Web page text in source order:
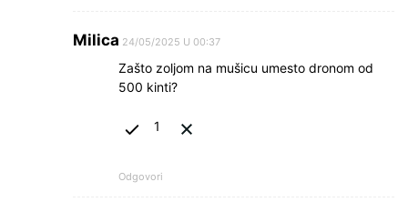
Milica 24/05/2025 U 00:37
Zašto zoljom na mušicu umesto dronom od
500 kinti?
1
Odgovori